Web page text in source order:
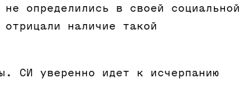
определились в своей социальной
наличие такой
СИ уверенно идет к исчерпанию